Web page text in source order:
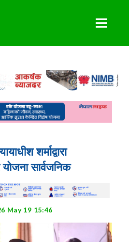
शर्माद्वारा
योजना सार्वजनिक
May 19 15:46